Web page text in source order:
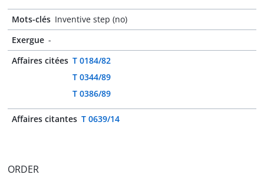
Mots-clés Inventive step (no)
Exergue -
Affaires citées T 0184/82
T 0344/89
T 0386/89
Affaires citantes T 0639/14
ORDER